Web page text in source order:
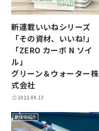
新連載いいねシリーズ
「その資材、いいね!」
「ZERO カーボ N ソイ
ル」
グリーン＆ウォーター株
式会社
2022.09.13
新技術紹介